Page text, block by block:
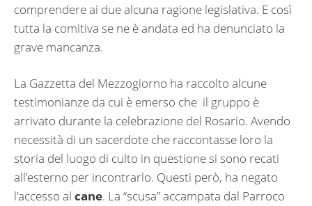
comprendere ai due alcuna ragione legislativa. E così
tutta la comitiva se ne è andata ed ha denunciato la
grave mancanza.
La Gazzetta del Mezzogiorno ha raccolto alcune
testimonianze da cui è emerso che il gruppo è
arrivato durante la celebrazione del Rosario. Avendo
necessità di un sacerdote che raccontasse loro la
storia del luogo di culto in questione si sono recati
all’esterno per incontrarlo. Questi però, ha negato
l’accesso al cane. La “scusa” accampata dal Parroco